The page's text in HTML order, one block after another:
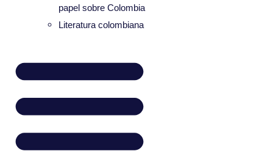
papel sobre Colombia
Literatura colombiana